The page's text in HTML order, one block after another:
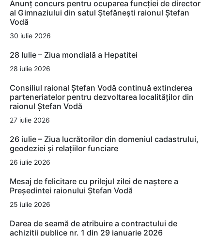
Anunț concurs pentru ocuparea funcției de director
al Gimnaziului din satul Ștefănești raionul Ștefan
Vodă
30 iulie 2026
28 Iulie – Ziua mondială a Hepatitei
28 iulie 2026
Consiliul raional Ștefan Vodă continuă extinderea
parteneriatelor pentru dezvoltarea localităților din
raionul Ștefan Vodă
27 iulie 2026
26 iulie – Ziua lucrătorilor din domeniul cadastrului,
geodeziei și relațiilor funciare
26 iulie 2026
Mesaj de felicitare cu prilejul zilei de naștere a
Președintei raionului Ștefan Vodă
25 iulie 2026
Darea de seamă de atribuire a contractului de
achiziții publice nr. 1 din 29 ianuarie 2026